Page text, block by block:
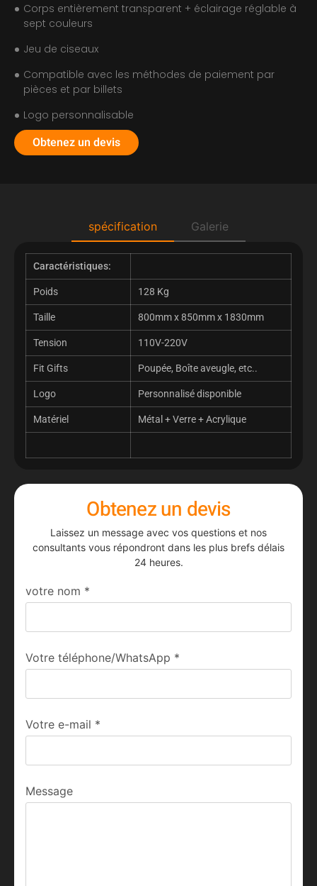
Corps entièrement transparent + éclairage réglable à
sept couleurs
Jeu de ciseaux
Compatible avec les méthodes de paiement par
pièces et par billets
Logo personnalisable
Obtenez un devis
spécification Galerie
Caractéristiques:
Poids 128 Kg
Taille 800mm x 850mm x 1830mm
Tension 110V-220V
Fit Gifts Poupée, Boîte aveugle, etc..
Logo Personnalisé disponible
Matériel Métal + Verre + Acrylique
Obtenez un devis
Laissez un message avec vos questions et nos
consultants vous répondront dans les plus brefs délais
24 heures.
votre nom *
Votre téléphone/WhatsApp *
Votre e-mail *
Message